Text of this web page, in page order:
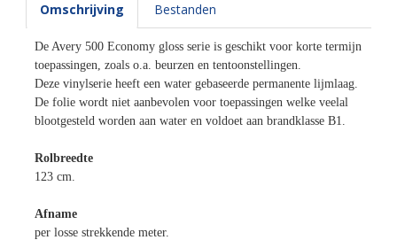
Omschrijving Bestanden
De Avery 500 Economy gloss serie is geschikt voor korte termijn
toepassingen, zoals o.a. beurzen en tentoonstellingen.
Deze vinylserie heeft een water gebaseerde permanente lijmlaag.
De folie wordt niet aanbevolen voor toepassingen welke veelal
blootgesteld worden aan water en voldoet aan brandklasse B1.
Rolbreedte
123 cm.
Afname
per losse strekkende meter.